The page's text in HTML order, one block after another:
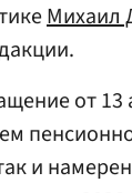
Михаил
от 13
и